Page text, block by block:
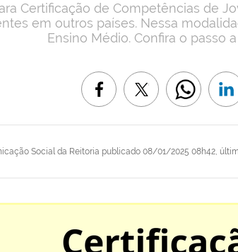
Social da Reitoria publicado08/01/2025 08h42,
Certificação de Competências de
em outros países. Nessa
Ensino Médio. Confira o passo